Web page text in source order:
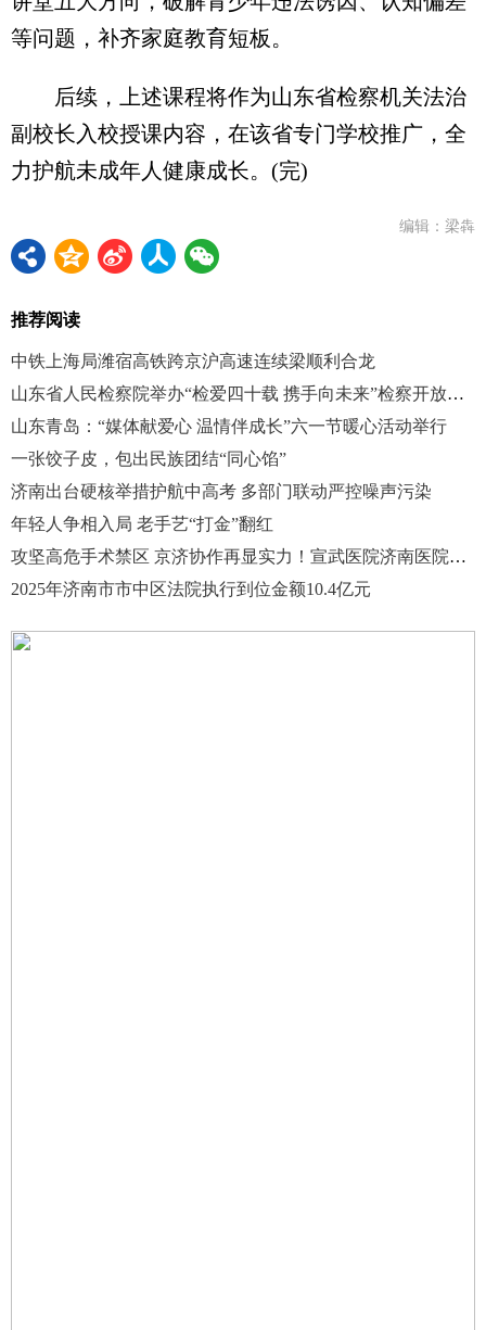
等问题，补齐家庭教育短板。
后续，上述课程将作为山东省检察机关法治
副校长入校授课内容，在该省专门学校推广，全
力护航未成年人健康成长。(完)
编辑：梁犇
推荐阅读
中铁上海局潍宿高铁跨京沪高速连续梁顺利合龙
山东省人民检察院举办“检爱四十载 携手向未来”检察开放日活动
山东青岛：“媒体献爱心 温情伴成长”六一节暖心活动举行
一张饺子皮，包出民族团结“同心馅”
济南出台硬核举措护航中高考 多部门联动严控噪声污染
年轻人争相入局 老手艺“打金”翻红
攻坚高危手术禁区 京济协作再显实力！宣武医院济南医院完成高难度寰枢椎脱位急诊手术
2025年济南市市中区法院执行到位金额10.4亿元